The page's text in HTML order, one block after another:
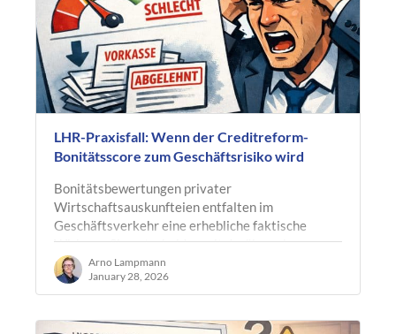
LHR-Praxisfall: Wenn der Creditreform-
Bonitätsscore zum Geschäftsrisiko wird
Bonitätsbewertungen privater
Wirtschaftsauskunfteien entfalten im
Geschäftsverkehr eine erhebliche faktische
Wirkung. Sie entscheiden mit darüber, ob
Lieferanten Vorkasse…
Arno Lampmann
January 28, 2026